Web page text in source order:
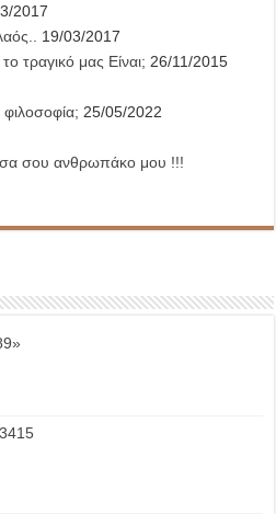
2017
19/03/2017
τραγικό μας Είναι; 26/11/2015
25/05/2022
σου ανθρωπάκο μου !!!